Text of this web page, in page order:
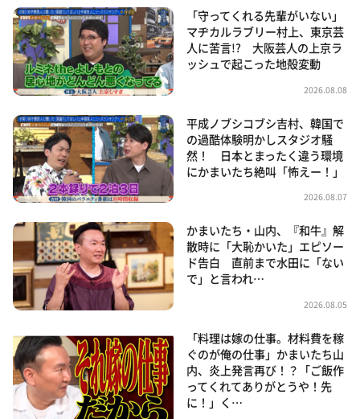
「守ってくれる先輩がいない」
マヂカルラブリー村上、東京芸
人に苦言!? 大阪芸人の上京ラ
ッシュで起こった地殻変動
2026.08.08
平成ノブシコブシ吉村、韓国で
の過酷体験明かしスタジオ騒
然！ 日本とまったく違う環境
にかまいたち絶叫「怖えー！」
2026.08.07
かまいたち・山内、『和牛』解
散時に「大恥かいた」エピソー
ド告白 直前まで水田に「ない
で」と言われ…
2026.08.05
「料理は嫁の仕事。材料費を稼
ぐのが俺の仕事」かまいたち山
内、炎上発言再び！？「ご飯作
ってくれてありがとうや！先
に！」く…